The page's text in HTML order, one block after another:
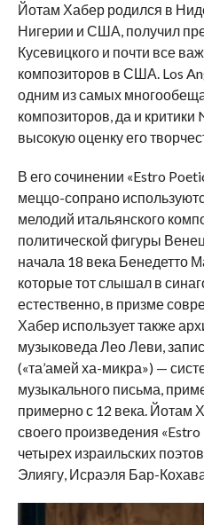
Йотам Хабер родился в
Нигерии и США, получил
Кусевицкого и почти все
композиторов в США. Los
одним из самых
композиторов, да и критики
высокую оценку его
В его сочинении «Estro
меццо-сопрано
мелодий итальянского
политической фигуры
начала 18 века Бенедетто
которые тот слышал в
естественно, в призме
Хабер использует также
музыковеда Лео Леви,
(«та’амей ха-микра») —
музыкального письма,
примерно с 12 века. Йотам
своего произведения
четырех израильских
Элиягу, Исраэля Бар-